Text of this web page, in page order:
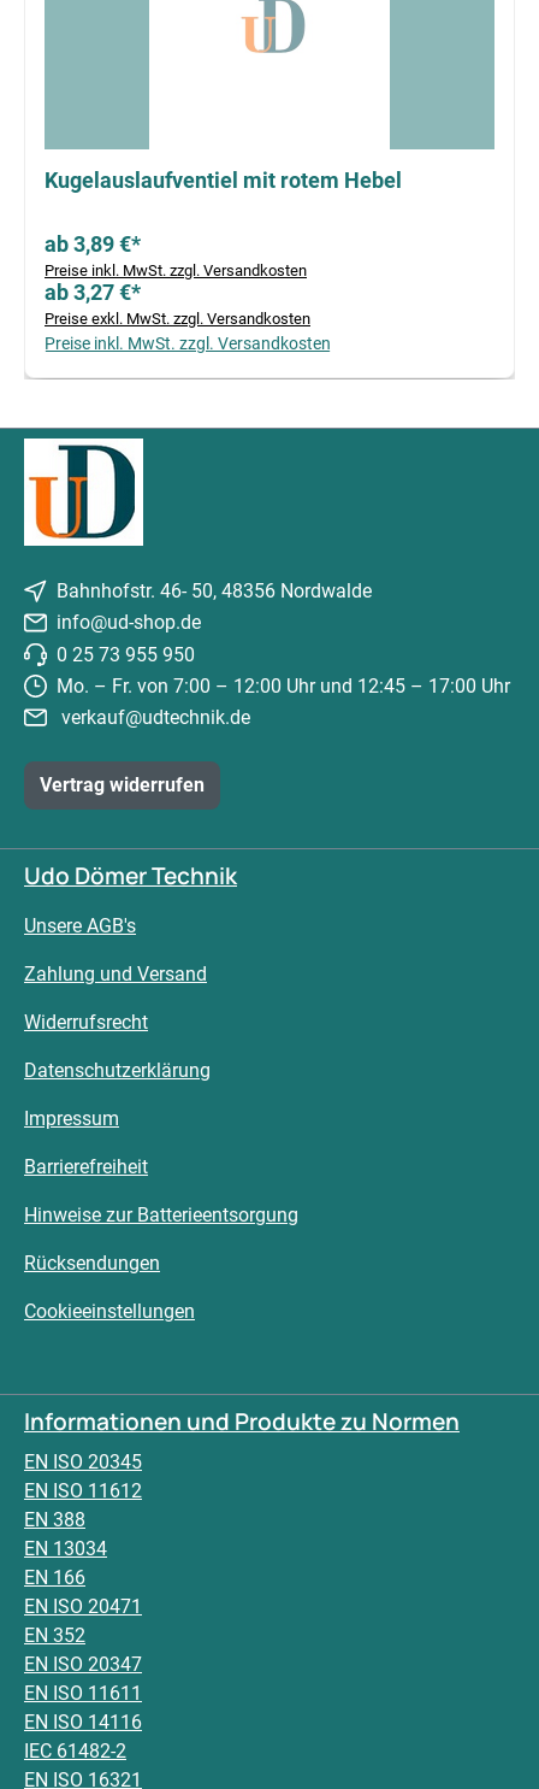
Kugelauslaufventiel mit rotem Hebel
ab 3,89 €*
Preise inkl. MwSt. zzgl. Versandkosten
ab 3,27 €*
Preise exkl. MwSt. zzgl. Versandkosten
Preise inkl. MwSt. zzgl. Versandkosten
Bahnhofstr. 46- 50, 48356 Nordwalde
info@ud-shop.de
0 25 73 955 950
Mo. – Fr. von 7:00 – 12:00 Uhr und 12:45 – 17:00 Uhr
verkauf@udtechnik.de
Vertrag widerrufen
Udo Dömer Technik
Unsere AGB's
Zahlung und Versand
Widerrufsrecht
Datenschutzerklärung
Impressum
Barrierefreiheit
Hinweise zur Batterieentsorgung
Rücksendungen
Cookieeinstellungen
Informationen und Produkte zu Normen
EN ISO 20345
EN ISO 11612
EN 388
EN 13034
EN 166
EN ISO 20471
EN 352
EN ISO 20347
EN ISO 11611
EN ISO 14116
IEC 61482-2
EN ISO 16321